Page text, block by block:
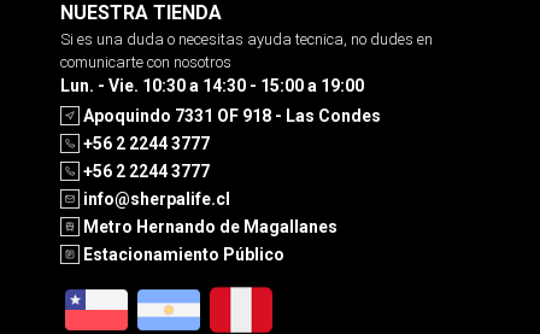
NUESTRA TIENDA
Si es una duda o necesitas ayuda tecnica, no dudes en
comunicarte con nosotros
Lun. - Vie. 10:30 a 14:30 - 15:00 a 19:00
Apoquindo 7331 OF 918 - Las Condes
+56 2 2244 3777
+56 2 2244 3777
info@sherpalife.cl
Metro Hernando de Magallanes
Estacionamiento Público